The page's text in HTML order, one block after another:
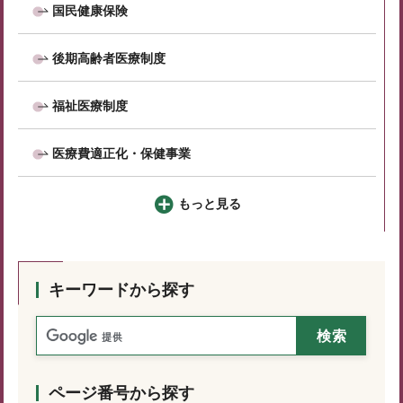
国民健康保険
後期高齢者医療制度
福祉医療制度
医療費適正化・保健事業
もっと見る
キーワードから探す
ページ番号から探す